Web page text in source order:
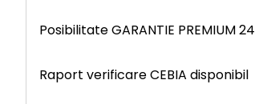
Posibilitate GARANTIE PREMIUM
Raport verificare CEBIA disponibil